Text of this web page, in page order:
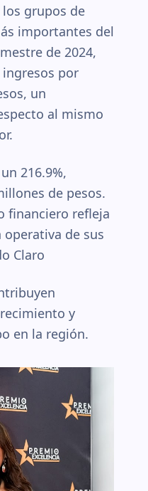
grupos de
importantes del
de 2024,
por
un
al mismo
216.9%,
de pesos.
financiero refleja
de sus
Claro
y
en la región.